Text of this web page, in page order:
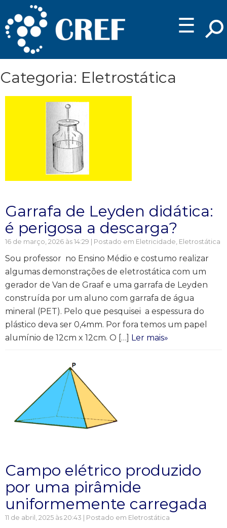
☰
Categoria: Eletrostática
Garrafa de Leyden didática:
é perigosa a descarga?
16 de março, 2026 às 14:29 | Postado em Eletricidade, Eletrostática
Sou professor no Ensino Médio e costumo realizar
algumas demonstrações de eletrostática com um
gerador de Van de Graaf e uma garrafa de Leyden
construída por um aluno com garrafa de água
mineral (PET). Pelo que pesquisei a espessura do
plástico deva ser 0,4mm. Por fora temos um papel
alumínio de 12cm x 12cm. O […] Ler mais»
Campo elétrico produzido
por uma pirâmide
uniformemente carregada
11 de abril, 2025 às 20:43 | Postado em Eletrostática